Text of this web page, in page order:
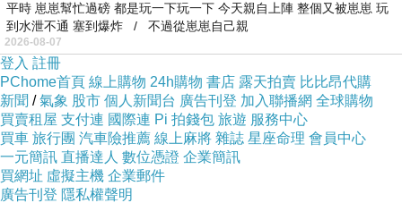
平時 崽崽幫忙過磅 都是玩一下玩一下 今天親自上陣 整個又被崽崽 玩
到水泄不通 塞到爆炸 / 不過從崽崽自己親
2026-08-07
登入 註冊
PChome首頁 線上購物 24h購物 書店 露天拍賣 比比昂代購
新聞 /氣象 股市 個人新聞台 廣告刊登 加入聯播網 全球購物
買賣租屋 支付連 國際連 Pi 拍錢包 旅遊 服務中心
買車 旅行團 汽車險推薦 線上麻將 雜誌 星座命理 會員中心
一元簡訊 直播達人 數位憑證 企業簡訊
買網址 虛擬主機 企業郵件
廣告刊登 隱私權聲明